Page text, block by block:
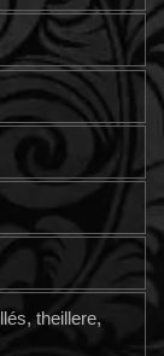
theillere,